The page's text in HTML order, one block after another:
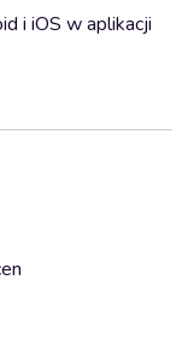
i iOS w aplikacji